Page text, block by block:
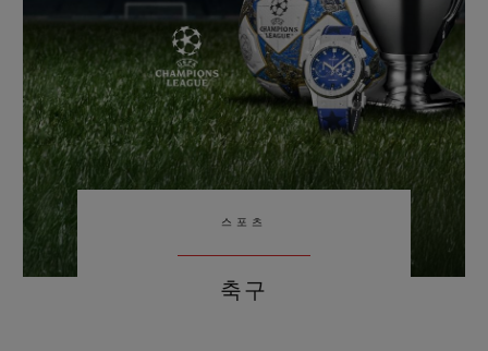
스포츠
축구
휴블로티스타 및 연장 보증
예상 배송일